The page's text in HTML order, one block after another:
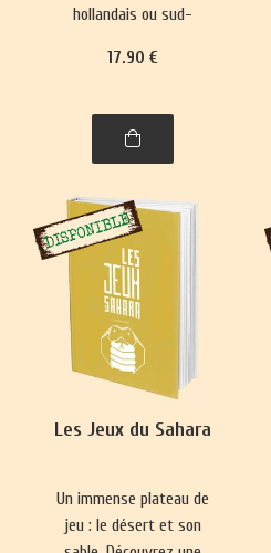
hollandais ou sud-
se pratique presque
emmènera à la découverte
de nombre de ses
peu surprenantes.
17.90 €
Les Jeux du Sahara
Un immense plateau de
jeu : le désert et son